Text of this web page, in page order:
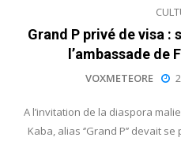
Grand P privé de visa :
l’ambassade de
VOXMETEORE
A l’invitation de la diaspora
Kaba, alias ‘’Grand P’’ devait